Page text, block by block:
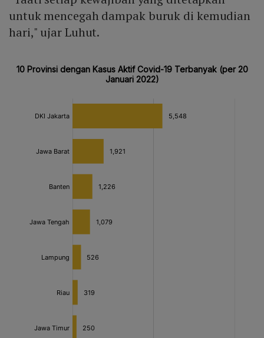
untuk mencegah dampak buruk di kemudian
hari," ujar Luhut.